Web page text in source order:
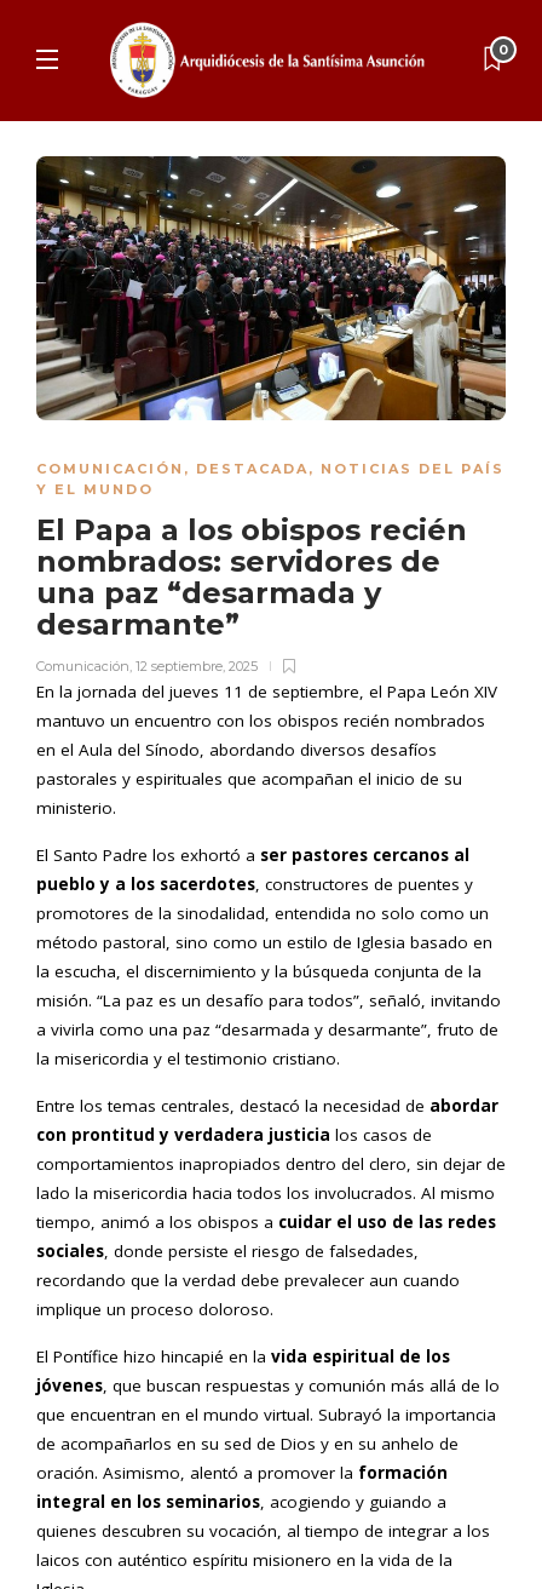
0
COMUNICACIÓN , DESTACADA, NOTICIAS DEL PAÍS
Y EL MUNDO
El Papa a los obispos recién
nombrados: servidores de
una paz “desarmada y
desarmante”
Comunicación, 12 septiembre, 2025
En la jornada del jueves 11 de septiembre, el Papa León XIV
mantuvo un encuentro con los obispos recién nombrados
en el Aula del Sínodo, abordando diversos desafíos
pastorales y espirituales que acompañan el inicio de su
ministerio.
El Santo Padre los exhortó a ser pastores cercanos al
pueblo y a los sacerdotes, constructores de puentes y
promotores de la sinodalidad, entendida no solo como un
método pastoral, sino como un estilo de Iglesia basado en
la escucha, el discernimiento y la búsqueda conjunta de la
misión. “La paz es un desafío para todos”, señaló, invitando
a vivirla como una paz “desarmada y desarmante”, fruto de
la misericordia y el testimonio cristiano.
Entre los temas centrales, destacó la necesidad de abordar
con prontitud y verdadera justicia los casos de
comportamientos inapropiados dentro del clero, sin dejar de
lado la misericordia hacia todos los involucrados. Al mismo
tiempo, animó a los obispos a cuidar el uso de las redes
sociales, donde persiste el riesgo de falsedades,
recordando que la verdad debe prevalecer aun cuando
implique un proceso doloroso.
El Pontífice hizo hincapié en la vida espiritual de los
jóvenes, que buscan respuestas y comunión más allá de lo
que encuentran en el mundo virtual. Subrayó la importancia
de acompañarlos en su sed de Dios y en su anhelo de
oración. Asimismo, alentó a promover la formación
integral en los seminarios, acogiendo y guiando a
quienes descubren su vocación, al tiempo de integrar a los
laicos con auténtico espíritu misionero en la vida de la